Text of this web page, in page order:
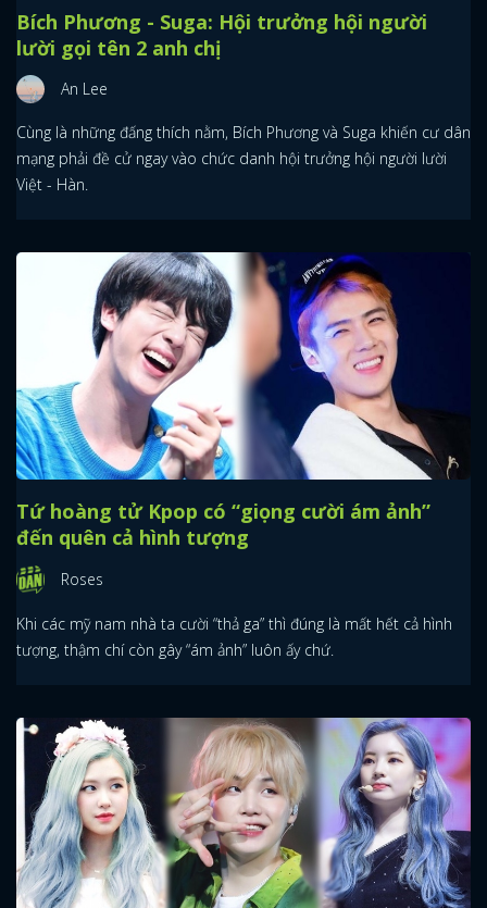
Bích Phương - Suga: Hội trưởng hội người
lười gọi tên 2 anh chị
An Lee
Cùng là những đấng thích nằm, Bích Phương và Suga khiến cư dân
mạng phải đề cử ngay vào chức danh hội trưởng hội người lười
Việt - Hàn.
Tứ hoàng tử Kpop có “giọng cười ám ảnh”
đến quên cả hình tượng
Roses
Khi các mỹ nam nhà ta cười “thả ga” thì đúng là mất hết cả hình
tượng, thậm chí còn gây “ám ảnh” luôn ấy chứ.